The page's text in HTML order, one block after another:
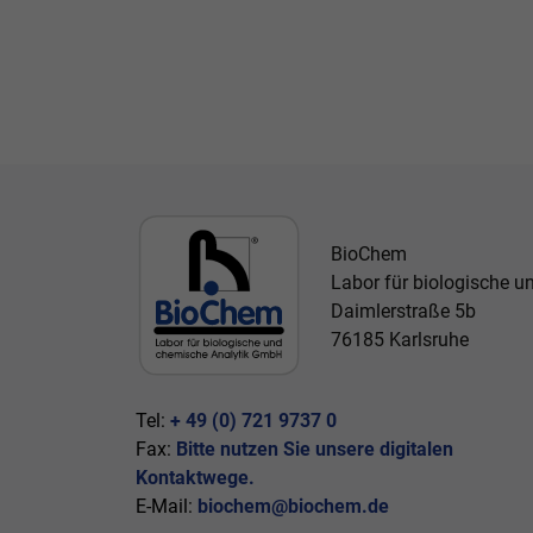
BioChem
Labor für biologische
Daimlerstraße 5b
76185 Karlsruhe
Tel: + 49 (0) 721 9737 0
Fax: Bitte nutzen Sie unsere digitalen
Kontaktwege.
E-Mail: biochem@biochem.de